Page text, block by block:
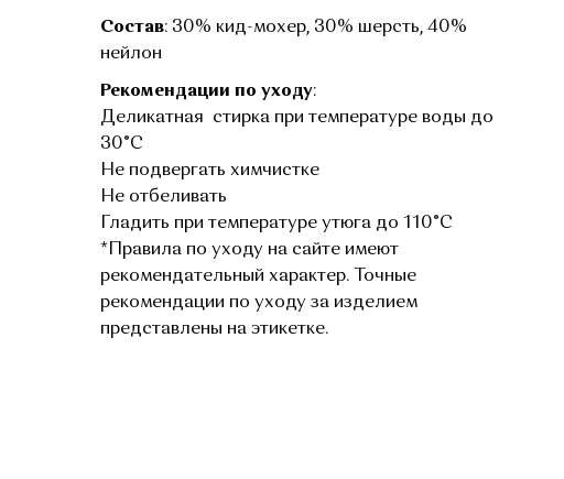
Состав: 30% кид-мохер, 30% шерсть, 40%
нейлон
Рекомендации по уходу:
Деликатная стирка при температуре воды до
30°C
Не подвергать химчистке
Не отбеливать
Гладить при температуре утюга до 110°C
*Правила по уходу на сайте имеют
рекомендательный характер. Точные
рекомендации по уходу за изделием
представлены на этикетке.